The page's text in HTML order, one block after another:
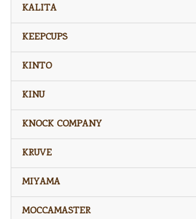
KALITA
KEEPCUPS
KINTO
KINU
KNOCK COMPANY
KRUVE
MIYAMA
MOCCAMASTER